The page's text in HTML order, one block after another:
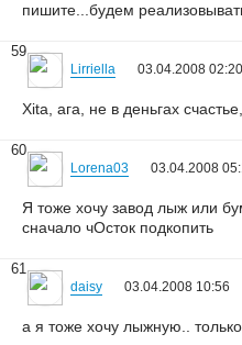
пишите...будем
59
Lirriella 03.04.2008 02:20
Xita, ага, не в деньгах
60
Lorena03 03.04.2008
Я тоже хочу завод лыж или
сначало чОсток подкопить
61
daisy 03.04.2008 10:56
а я тоже хочу лыжную..